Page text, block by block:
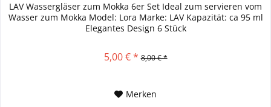
LAV Wassergläser zum Mokka 6er Set Ideal zum servieren vom
Wasser zum Mokka Model: Lora Marke: LAV Kapazität: ca 95 ml
Elegantes Design 6 Stück
5,00 € * 8,00 € *
Merken